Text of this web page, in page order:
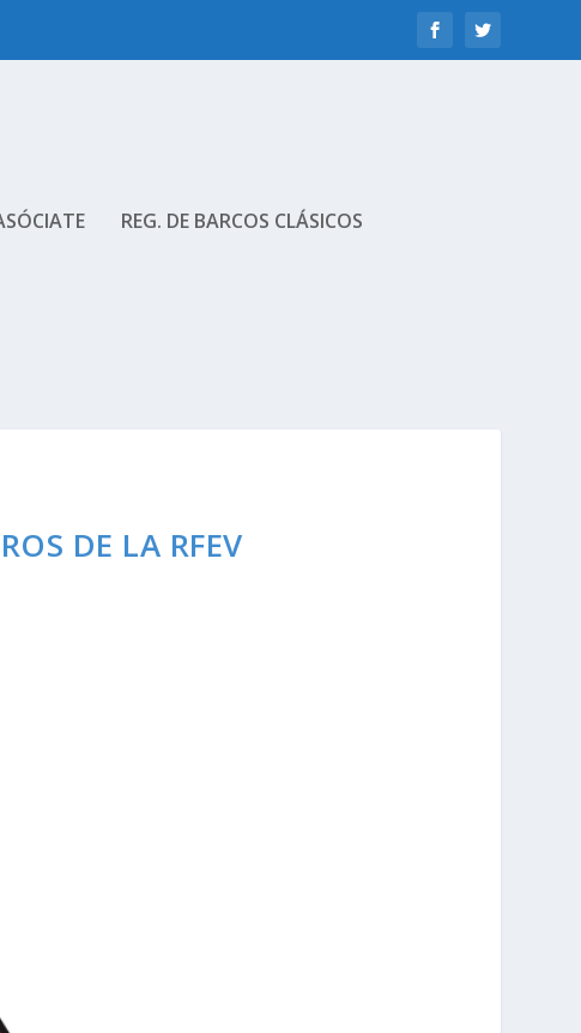
REG. DE BARCOS CLÁSICOS
DE LA RFEV